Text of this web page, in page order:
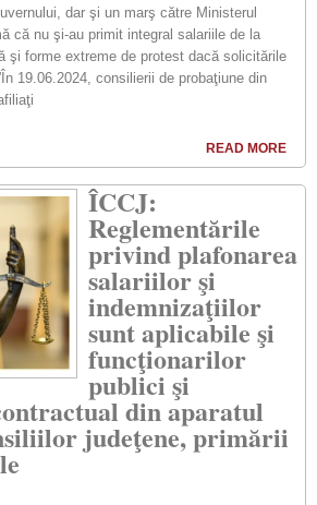
dar şi un marş către Ministerul
că nu şi-au primit integral salariile de la
şi forme extreme de protest dacă solicitările
19.06.2024, consilierii de probaţiune din
READ MORE
ÎCCJ:
Reglementările
privind plafonarea
salariilor şi
indemnizaţiilor
sunt aplicabile şi
funcţionarilor
publici şi
din aparatul
judeţene, primării